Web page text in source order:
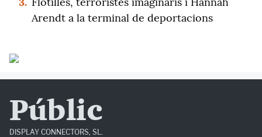
Arendt a la terminal de deportacions
Públic
DISPLAY CONNECTORS, SL.